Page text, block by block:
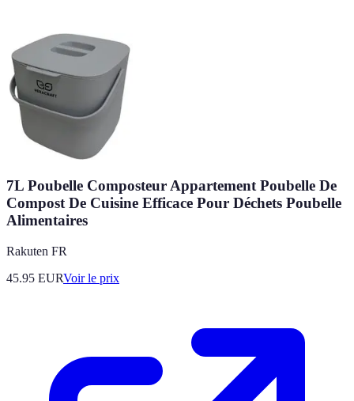
7L Poubelle Composteur Appartement Poubelle De
Compost De Cuisine Efficace Pour Déchets Poubelle
Alimentaires
Rakuten FR
45.95 EURVoir le prix